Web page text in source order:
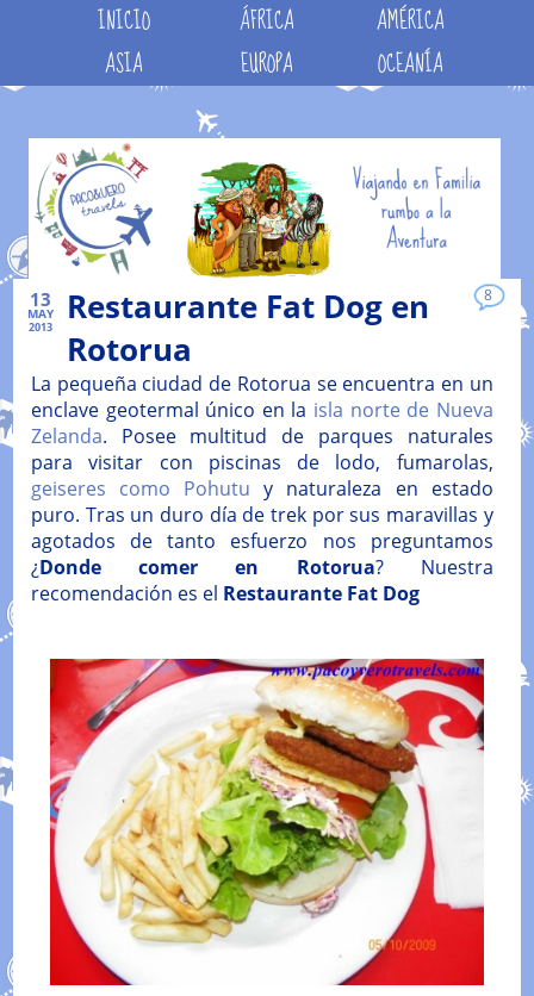
INICIO ÁFRICA
AMÉRICA
ASIA
EUROPA OCEANÍA
13
MAY
2013
8
Restaurante Fat Dog en
Rotorua
La pequeña ciudad de Rotorua se encuentra en un
enclave geotermal único en la isla norte de Nueva
Zelanda. Posee multitud de parques naturales
para visitar con piscinas de lodo, fumarolas,
geiseres como Pohutu y naturaleza en estado
puro. Tras un duro día de trek por sus maravillas y
agotados de tanto esfuerzo nos preguntamos
¿Donde comer en Rotorua? Nuestra
recomendación es el Restaurante Fat Dog